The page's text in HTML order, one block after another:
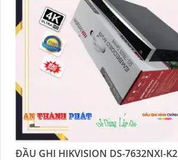
ĐẦU GHI HIKVISION DS-7632NXI-K2